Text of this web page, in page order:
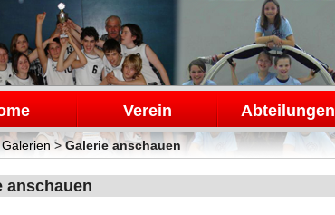
Verein Abteilungen
Galerien >Galerie anschauen
anschauen